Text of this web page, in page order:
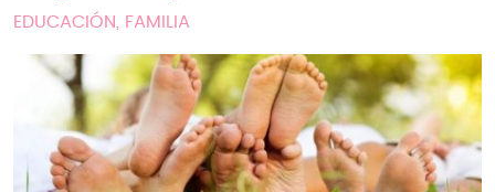
EDUCACIÓN, FAMILIA